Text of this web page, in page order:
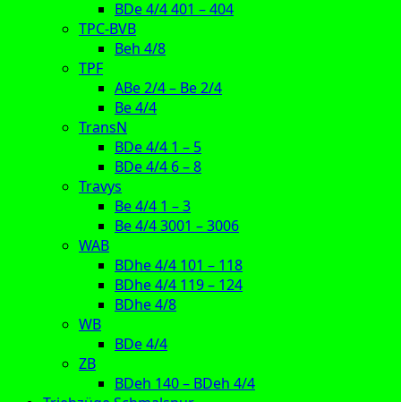
BDe 4/4 401 – 404
TPC-BVB
Beh 4/8
TPF
ABe 2/4 – Be 2/4
Be 4/4
TransN
BDe 4/4 1 – 5
BDe 4/4 6 – 8
Travys
Be 4/4 1 – 3
Be 4/4 3001 – 3006
WAB
BDhe 4/4 101 – 118
BDhe 4/4 119 – 124
BDhe 4/8
WB
BDe 4/4
ZB
BDeh 140 – BDeh 4/4